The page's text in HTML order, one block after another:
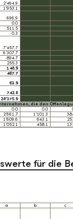
2’464.9
1’953.1
696.9
0.0
511.5
0.3
7’457.7
6’307.7
894.7
255.3
148.9
467.7
63.9
742.8
28’375.9
die den
0.0 0.0
2’661.7 1’101.3
1’609.6 643.1
1’052.1 458.1
für die
a
b c